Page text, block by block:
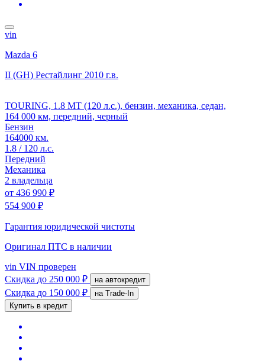
vin
Mazda 6
II (GH) Рестайлинг 2010 г.в.
TOURING, 1.8 MT (120 л.с.), бензин, механика, седан,
164 000 км, передний, черный
Бензин
164000 км.
1.8 / 120 л.с.
Передний
Механика
2 владельца
от 436 990 ₽
554 900 ₽
Гарантия юридической чистоты
Оригинал ПТС в наличии
vin VIN проверен
Скидка до 250 000 ₽ на автокредит
Скидка до 150 000 ₽
на Trade-In
Купить в кредит